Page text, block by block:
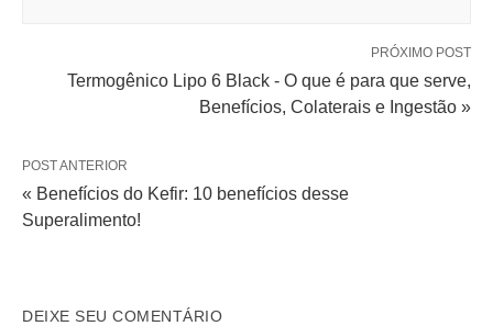
PRÓXIMO POST
Termogênico Lipo 6 Black - O que é para que serve,
Benefícios, Colaterais e Ingestão »
POST ANTERIOR
« Benefícios do Kefir: 10 benefícios desse
Superalimento!
DEIXE SEU COMENTÁRIO